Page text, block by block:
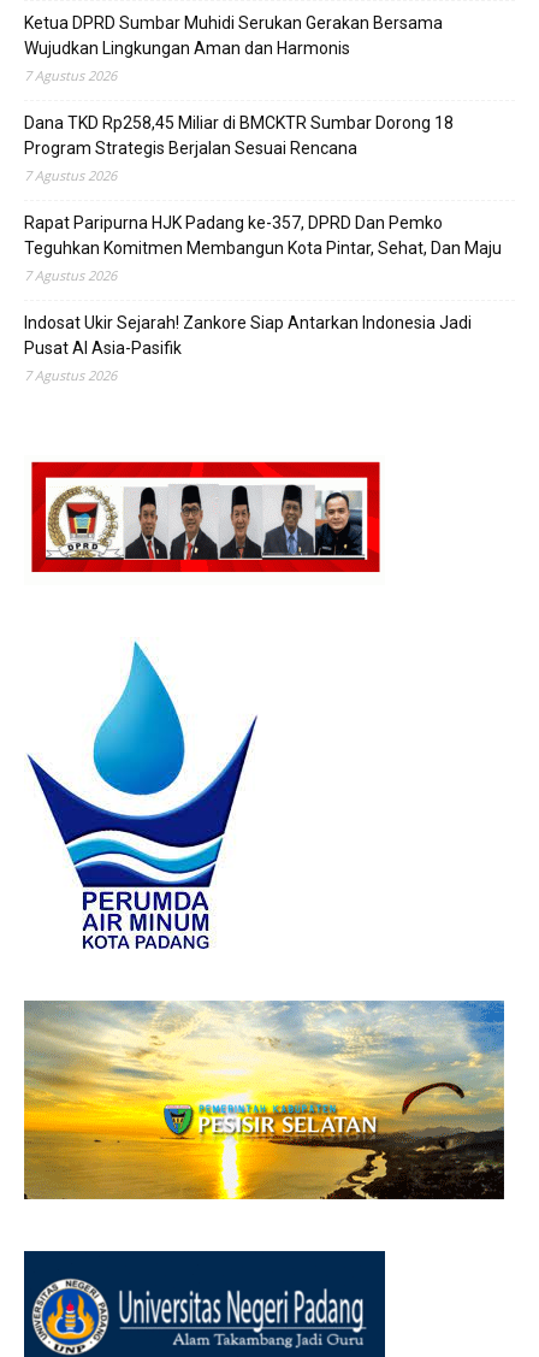
Ketua DPRD Sumbar Muhidi Serukan Gerakan Bersama
Wujudkan Lingkungan Aman dan Harmonis
7 Agustus 2026
Dana TKD Rp258,45 Miliar di BMCKTR Sumbar Dorong 18
Program Strategis Berjalan Sesuai Rencana
7 Agustus 2026
Rapat Paripurna HJK Padang ke-357, DPRD Dan Pemko
Teguhkan Komitmen Membangun Kota Pintar, Sehat, Dan Maju
7 Agustus 2026
Indosat Ukir Sejarah! Zankore Siap Antarkan Indonesia Jadi
Pusat AI Asia-Pasifik
7 Agustus 2026